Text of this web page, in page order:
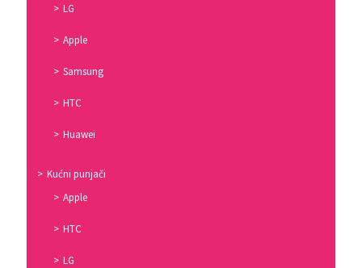
LG
Apple
Samsung
HTC
Huawei
Kućni punjači
Apple
HTC
LG